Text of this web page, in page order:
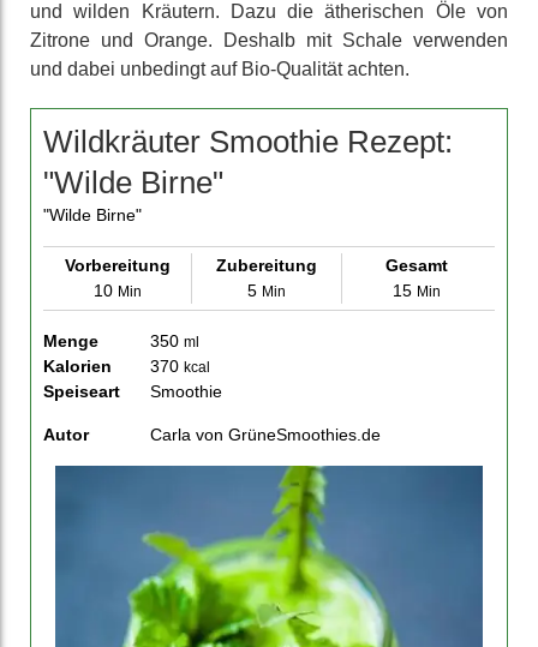
und wilden Kräutern. Dazu die äthe­rischen Öle von
Zitrone und Orange. Deshalb mit Schale verwenden
und dabei unbedingt auf Bio-Qualität achten.
Wildkräuter Smoothie Rezept:
"Wilde Birne"
"Wilde Birne"
Vorbereitung
10 Min
Zubereitung
5 Min
Gesamt
15 Min
Menge 350 ml
Kalorien 370 kcal
Speiseart Smoothie
Autor Carla von GrüneSmoothies.de